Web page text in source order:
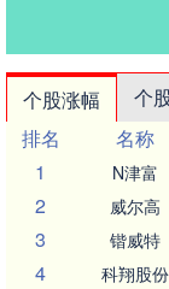
个股涨幅 个
排名
名称
1
N津富
2 威尔高
3 锴威特
4 科翔股份